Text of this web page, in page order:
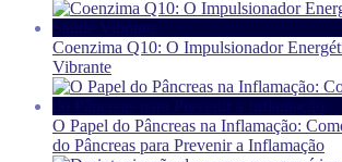
Coenzima Q10: O Impulsionador
Vibrante
O Papel do Pâncreas na Inflamação:
do Pâncreas para Prevenir a Inflamação